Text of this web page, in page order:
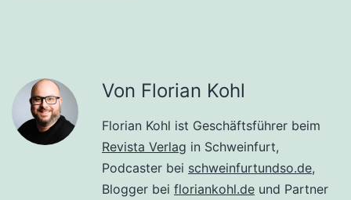
Von Florian Kohl
Florian Kohl ist Geschäftsführer beim
Revista Verlag in Schweinfurt,
Podcaster bei schweinfurtundso.de,
Blogger bei floriankohl.de und Partner